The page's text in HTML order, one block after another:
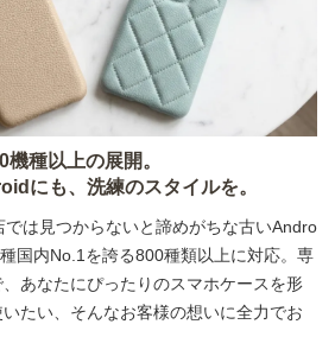
機種以上の展開。
にも、洗練のスタイルを。
は見つからないと諦めがちな古いAndro
国内No.1を誇る800種類以上に対応。専
あなたにぴったりのスマホケースを形
たい、そんなお客様の想いに全力でお